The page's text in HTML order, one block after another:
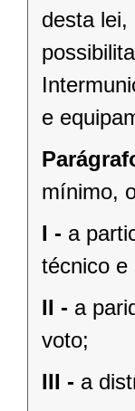
desta lei,
e
mínimo,
I - a
técnico e
II - a
voto;
III - a